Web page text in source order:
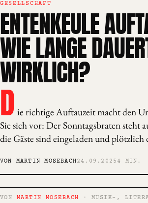
GESELLSCHAFT
ENTENKEULE
WIE LANGE
WIRKLICH?
D ie richtige Auftauzeit macht den
Sie sich vor: Der Sonntagsbraten steht
die Gäste sind eingeladen und plötzlich
VON MARTIN MOSEBACH24.09.2025 4 MIN.
VON MARTIN MOSEBACH
· MUSIK-,